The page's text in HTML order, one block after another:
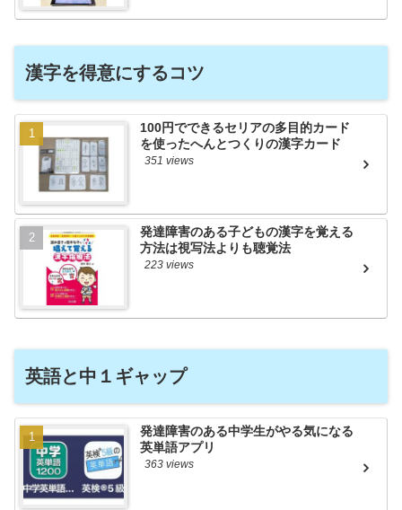
漢字を得意にするコツ
100円でできるセリアの多目的カード
を使ったへんとつくりの漢字カード
351 views
発達障害のある子どもの漢字を覚える
方法は視写法よりも聴覚法
223 views
英語と中１ギャップ
発達障害のある中学生がやる気になる
英単語アプリ
363 views